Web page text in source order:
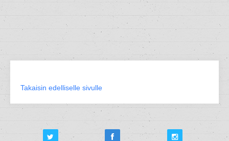
Takaisin edelliselle sivulle